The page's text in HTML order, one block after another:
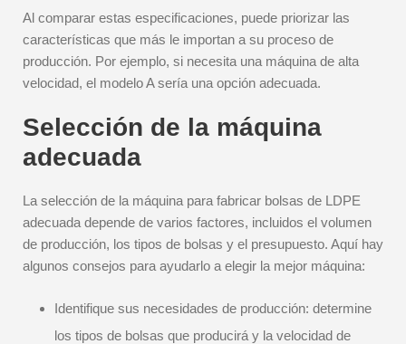
Al comparar estas especificaciones, puede priorizar las
características que más le importan a su proceso de
producción. Por ejemplo, si necesita una máquina de alta
velocidad, el modelo A sería una opción adecuada.
Selección de la máquina
adecuada
La selección de la máquina para fabricar bolsas de LDPE
adecuada depende de varios factores, incluidos el volumen
de producción, los tipos de bolsas y el presupuesto. Aquí hay
algunos consejos para ayudarlo a elegir la mejor máquina:
Identifique sus necesidades de producción: determine
los tipos de bolsas que producirá y la velocidad de